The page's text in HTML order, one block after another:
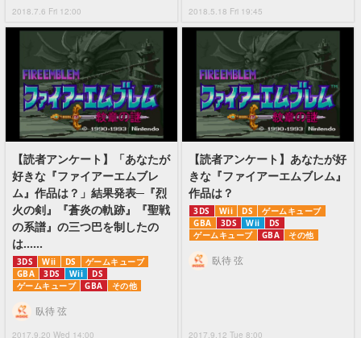
2018.7.6 Fri 12:00 2018.5.18 Fri 19:45
【読者アンケート】「あなたが
好きな『ファイアーエムブレ
ム』作品は？」結果発表─『烈
火の剣』『蒼炎の軌跡』『聖戦
の系譜』の三つ巴を制したの
は……
3DS Wii DS
ゲームキューブ
GBA
3DS Wii
DS
ゲームキューブ
GBA その他
2017.9.20 Wed 14:00
臥待 弦
【読者アンケート】あなたが好
きな『ファイアーエムブレム』
作品は？
3DS Wii DS
ゲームキューブ
GBA
3DS Wii
DS
ゲームキューブ
GBA その他
2017.9.12 Tue 8:00
臥待 弦